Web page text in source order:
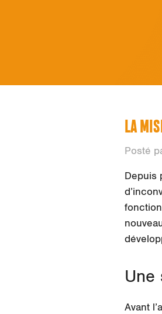
LA
Posté
Depuis
Une
Avant